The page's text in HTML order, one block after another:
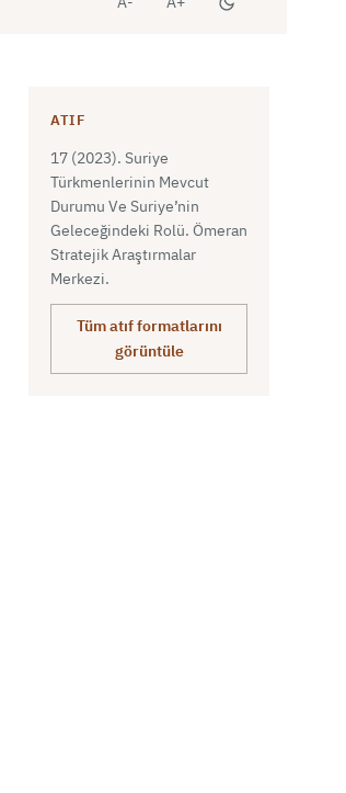
ATIF
17 (2023). Suriye
Türkmenlerinin Mevcut
Durumu Ve Suriye’nin
Geleceğindeki Rolü. Ömeran
Stratejik Araştırmalar
Merkezi.
Tüm atıf formatlarını
görüntüle